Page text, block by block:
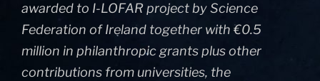
awarded to I-LOFAR project by Science
Federation of Ireland together with €0.5
million in philanthropic grants plus other
contributions from universities, the